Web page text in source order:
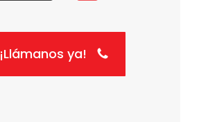
¡Llámanos ya!